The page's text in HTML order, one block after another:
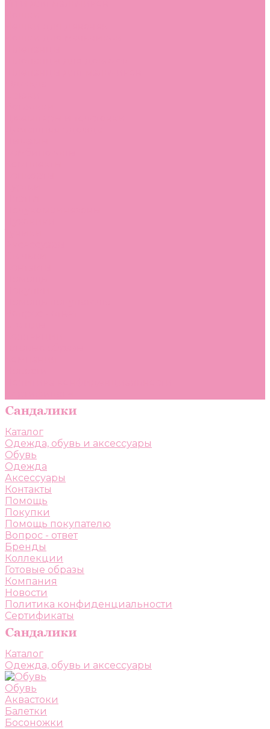
Каталог
Одежда, обувь и аксессуары
Обувь
Одежда
Аксессуары
Контакты
Помощь
Покупки
Помощь покупателю
Вопрос - ответ
Бренды
Коллекции
Готовые образы
Компания
Новости
Политика конфиденциальности
Сертификаты
Каталог
Одежда, обувь и аксессуары
Обувь
Аквастоки
Балетки
Босоножки